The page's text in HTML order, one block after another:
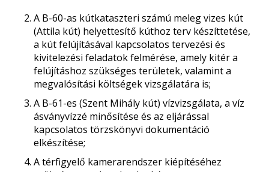
A B-60-as kútkataszteri számú meleg vizes kút
(Attila kút) helyettesítő kúthoz terv készíttetése,
a kút felújításával kapcsolatos tervezési és
kivitelezési feladatok felmérése, amely kitér a
felújításhoz szükséges területek, valamint a
megvalósítási költségek vizsgálatára is;
A B-61-es (Szent Mihály kút) vízvizsgálata, a víz
ásványvízzé minősítése és az eljárással
kapcsolatos törzskönyvi dokumentáció
elkészítése;
A térfigyelő kamerarendszer kiépítéséhez